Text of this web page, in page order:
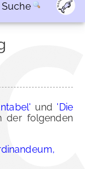
Suche
und 'Die
der folgenden